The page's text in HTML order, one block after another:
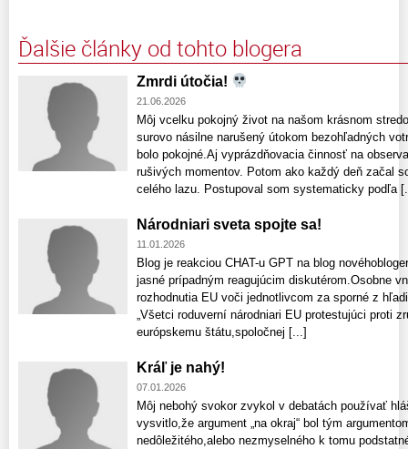
Ďalšie články od tohto blogera
Zmrdi útočia!
21.06.2026
Môj vcelku pokojný život na našom krásnom
surovo násilne narušený útokom bezohľadných
bolo pokojné.Aj vyprázdňovacia činnosť na
rušivých momentov. Potom ako každý deň začal
celého lazu. Postupoval som systematicky podľa
Národniari sveta spojte sa!
11.01.2026
Blog je reakciou CHAT-u GPT na blog
jasné prípadným reagujúcim diskutérom.Osobne
rozhodnutia EU voči jednotlivcom za sporné z
„Všetci roduverní národniari EU protestujúci proti
európskemu štátu,spoločnej [...]
Kráľ je nahý!
07.01.2026
Môj nebohý svokor zvykol v debatách používať
vysvitlo,že argument „na okraj“ bol tým
nedôležitého,alebo nezmyselného k tomu